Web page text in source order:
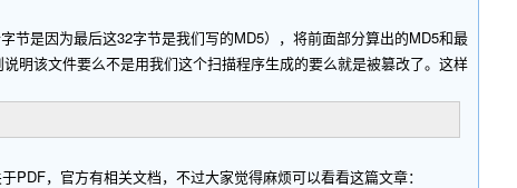
因为最后这32字节是我们写的MD5），将前面部分算出的MD5和最
明该文件要么不是用我们这个扫描程序生成的要么就是被篡改了。这样
，官方有相关文档，不过大家觉得麻烦可以看看这篇文章：